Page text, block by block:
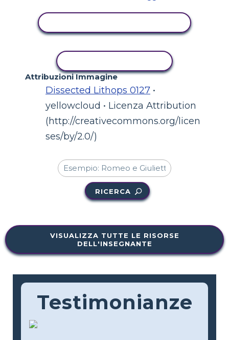
Attribuzioni Immagine
Dissected Lithops 0127 •
yellowcloud • Licenza Attribution
(http://creativecommons.org/licen
ses/by/2.0/)
RICERCA
VISUALIZZA TUTTE LE RISORSE
DELL'INSEGNANTE
Testimonianze